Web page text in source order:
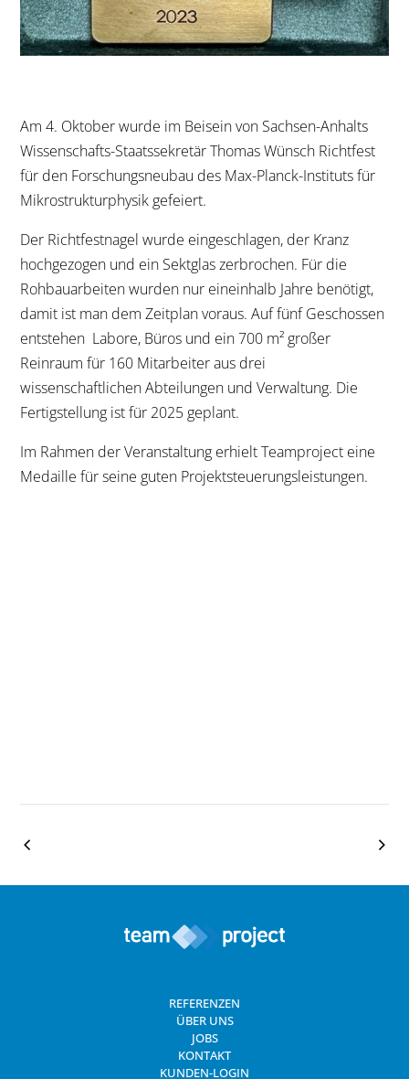
Am 4. Oktober wurde im Beisein von Sachsen-Anhalts
Wissenschafts-Staatssekretär Thomas Wünsch Richtfest
für den Forschungsneubau des Max-Planck-Instituts für
Mikrostrukturphysik gefeiert.
Der Richtfestnagel wurde eingeschlagen, der Kranz
hochgezogen und ein Sektglas zerbrochen. Für die
Rohbauarbeiten wurden nur eineinhalb Jahre benötigt,
damit ist man dem Zeitplan voraus. Auf fünf Geschossen
entstehen Labore, Büros und ein 700 m² großer
Reinraum für 160 Mitarbeiter aus drei
wissenschaftlichen Abteilungen und Verwaltung. Die
Fertigstellung ist für 2025 geplant.
Im Rahmen der Veranstaltung erhielt Teamproject eine
Medaille für seine guten Projektsteuerungsleistungen.
REFERENZEN
ÜBER UNS
JOBS
KONTAKT
KUNDEN-LOGIN